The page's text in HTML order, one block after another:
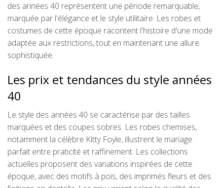
des années 40 représentent une période remarquable,
marquée par l'élégance et le style utilitaire. Les robes et
costumes de cette époque racontent l'histoire d'une mode
adaptée aux restrictions, tout en maintenant une allure
sophistiquée.
Les prix et tendances du style années
40
Le style des années 40 se caractérise par des tailles
marquées et des coupes sobres. Les robes chemises,
notamment la célèbre Kitty Foyle, illustrent le mariage
parfait entre praticité et raffinement. Les collections
actuelles proposent des variations inspirées de cette
époque, avec des motifs à pois, des imprimés fleurs et des